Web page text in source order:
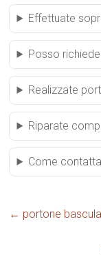
Effettuate
Posso
Realizzate
Riparate
Come
← portone